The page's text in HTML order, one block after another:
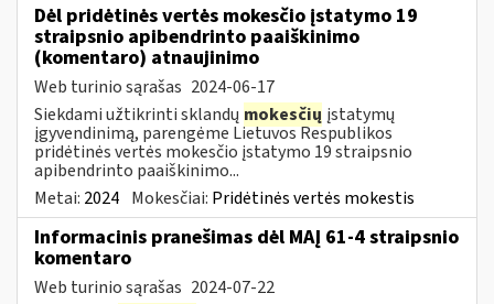
Dėl pridėtinės vertės mokesčio įstatymo 19
straipsnio apibendrinto paaiškinimo
(komentaro) atnaujinimo
Web turinio sąrašas 2024-06-17
Siekdami užtikrinti sklandų mokesčių įstatymų
įgyvendinimą, parengėme Lietuvos Respublikos
pridėtinės vertės mokesčio įstatymo 19 straipsnio
apibendrinto paaiškinimo...
Metai: 2024 Mokesčiai: Pridėtinės vertės mokestis
Informacinis pranešimas dėl MAĮ 61-4 straipsnio
komentaro
Web turinio sąrašas 2024-07-22